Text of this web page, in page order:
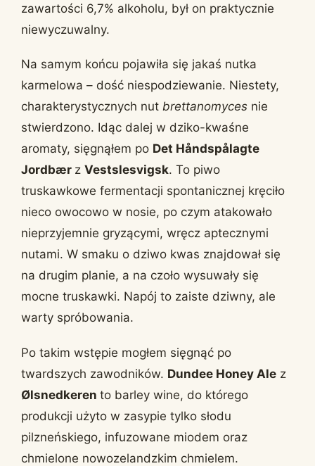
zawartości 6,7% alkoholu, był on praktycznie
niewyczuwalny.
Na samym końcu pojawiła się jakaś nutka
karmelowa – dość niespodziewanie. Niestety,
charakterystycznych nut brettanomyces nie
stwierdzono. Idąc dalej w dziko-kwaśne
aromaty, sięgnąłem po Det Håndspålagte
Jordbær z Vestslesvigsk. To piwo
truskawkowe fermentacji spontanicznej kręciło
nieco owocowo w nosie, po czym atakowało
nieprzyjemnie gryzącymi, wręcz aptecznymi
nutami. W smaku o dziwo kwas znajdował się
na drugim planie, a na czoło wysuwały się
mocne truskawki. Napój to zaiste dziwny, ale
warty spróbowania.
Po takim wstępie mogłem sięgnąć po
twardszych zawodników. Dundee Honey Ale z
Ølsnedkeren to barley wine, do którego
produkcji użyto w zasypie tylko słodu
pilzneńskiego, infuzowane miodem oraz
chmielone nowozelandzkim chmielem.